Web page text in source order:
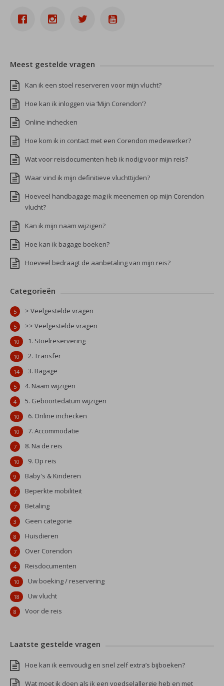
Meest gestelde vragen
Kan ik een stoel reserveren voor mijn vlucht?
Hoe kan ik inloggen via ‘Mijn Corendon’?
Online inchecken
Hoe kom ik in contact met een Corendon medewerker?
Wat voor reisdocumenten heb ik nodig voor mijn reis?
Waar vind ik mijn definitieve vluchttijden?
Hoeveel handbagage mag ik meenemen op mijn Corendon
vlucht?
Kan ik mijn naam wijzigen?
Hoe kan ik bagage boeken?
Hoeveel bedraagt de aanbetaling van mijn reis?
Categorieën
> Veelgestelde vragen
5
>> Veelgestelde vragen
5
1. Stoelreservering
10
2. Transfer
10
3. Bagage
14
4. Naam wijzigen
5
5. Geboortedatum wijzigen
4
6. Online inchecken
10
7. Accommodatie
10
8. Na de reis
7
9. Op reis
10
Baby's & Kinderen
9
Beperkte mobiliteit
7
Betaling
7
Geen categorie
3
Huisdieren
8
Over Corendon
7
Reisdocumenten
4
Uw boeking / reservering
10
Uw vlucht
18
Voor de reis
8
Laatste gestelde vragen
Hoe kan ik eenvoudig en snel zelf extra’s bijboeken?
Wat moet ik doen als ik een voedselallergie heb en met